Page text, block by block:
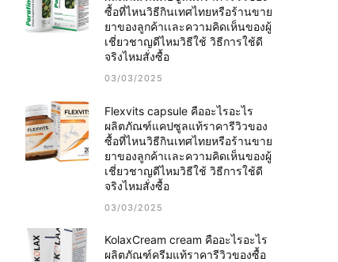
ซื้อที่ไหนวิธีกินเทศไทยหรือร้านขาย
ยาของลูกค้าเเละความคิดเห็นของผู้
เชี่ยวชาญดีไหมวิธีใช้ วิธีการใช้ดี
จริงไหมสั่งซื้อ
03/03/2025
Flexvits capsule คืออะไรอะไร
ผลิตภัณฑ์แคปซูลแท้ราคารีวิวของ
ซื้อที่ไหนวิธีกินเทศไทยหรือร้านขาย
ยาของลูกค้าเเละความคิดเห็นของผู้
เชี่ยวชาญดีไหมวิธีใช้ วิธีการใช้ดี
จริงไหมสั่งซื้อ
03/03/2025
KolaxCream cream คืออะไรอะไร
ผลิตภัณฑ์ครีมแท้ราคารีวิวของซื้อ